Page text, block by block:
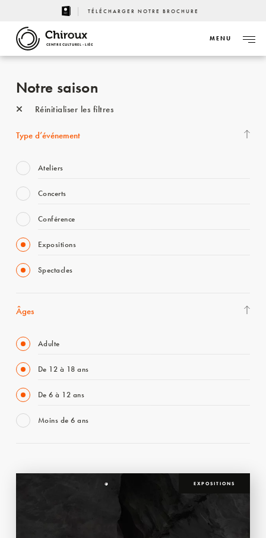
TÉLÉCHARGER NOTRE BROCHURE
CENTRE CULTUREL - LIÈGE
MENU
Notre saison
Réinitialiser les filtres
Type d’événement
Ateliers
Concerts
Conférence
Expositions
Spectacles
Âges
Adulte
De 12 à 18 ans
De 6 à 12 ans
Moins de 6 ans
EXPOSITIONS